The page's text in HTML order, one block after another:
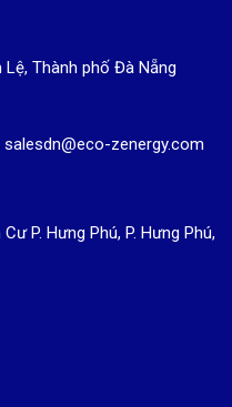
Lệ, Thành phố Đà Nẵng
salesdn@eco-zenergy.com
P. Hưng Phú, P. Hưng Phú,